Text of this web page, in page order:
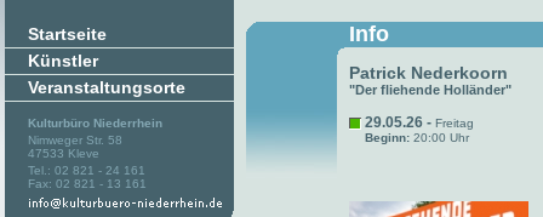
Startseite
Künstler
Veranstaltungsorte
Kulturbüro Niederrhein
Nimweger Str. 58
47533 Kleve
Tel.: 02 821 - 24 161
Fax: 02 821 - 13 161
Info
Patrick Nederkoorn
"Der fliehende Holländer"
29.05.26 - Freitag
Beginn: 20:00 Uhr